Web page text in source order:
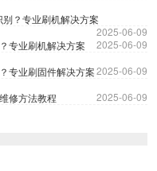
？专业刷机解决方案
2025-06-09
专业刷机解决方案
2025-06-09
专业刷固件解决方案2025-06-09
修方法教程
2025-06-09